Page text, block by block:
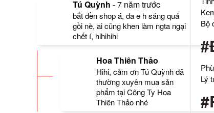
Bộ
Lý
Tú Quỳnh -7 năm trước
bắt đền shop á, da e h sáng quá
gồi nè, ai cũng khen làm ngta ngại
chết í, hihihihi
Hoa Thiên Thảo
Hihi, cảm ơn Tú Quỳnh đã
thường xuyên mua sản
phẩm tại Công Ty Hoa
Thiên Thảo nhé